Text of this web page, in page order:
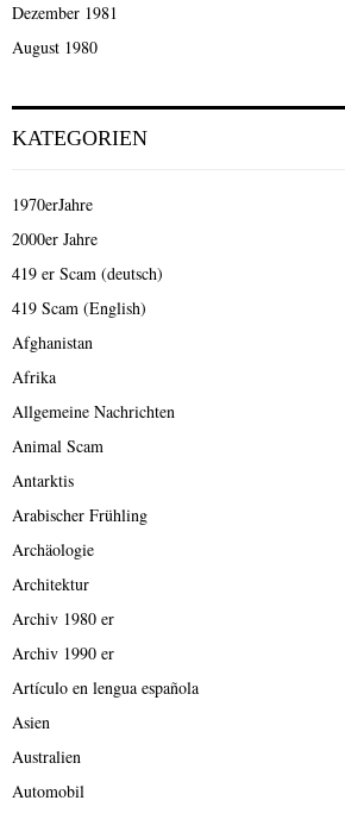
Dezember 1981
August 1980
KATEGORIEN
1970erJahre
2000er Jahre
419 er Scam (deutsch)
419 Scam (English)
Afghanistan
Afrika
Allgemeine Nachrichten
Animal Scam
Antarktis
Arabischer Frühling
Archäologie
Architektur
Archiv 1980 er
Archiv 1990 er
Artículo en lengua española
Asien
Australien
Automobil